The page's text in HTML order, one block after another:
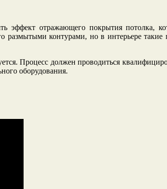
эффект отражающего покрытия потолка,
размытыми контурами, но в интерьере
Процесс должен проводиться
оборудования.